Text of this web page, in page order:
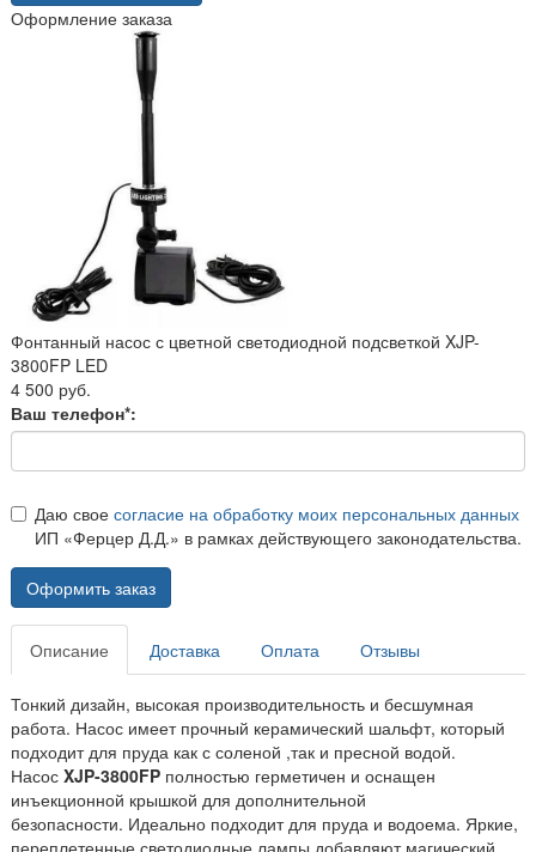
Оформление заказа
Фонтанный насос с цветной светодиодной подсветкой XJP-
3800FP LED
4 500 руб.
Ваш телефон*:
Даю свое согласие на обработку моих персональных данных
ИП «Ферцер Д.Д.» в рамках действующего законодательства.
Оформить заказ
Описание Доставка Оплата Отзывы
Тонкий дизайн, высокая производительность и бесшумная
работа. Насос имеет прочный керамический шальфт, который
подходит для пруда как с соленой ,так и пресной водой.
Насос XJP-3800FP полностью герметичен и оснащен
инъекционной крышкой для дополнительной
безопасности. Идеально подходит для пруда и водоема. Яркие,